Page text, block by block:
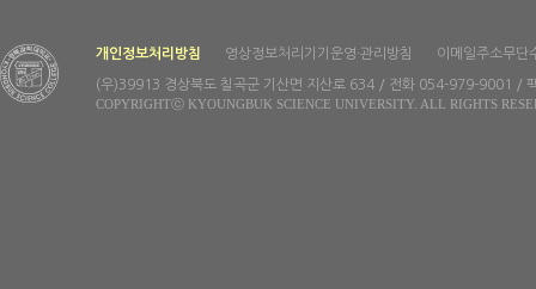
개인정보처리방침 영상정보처리기기운영·관리방침 이메일주소무단
(우)39913 경상북도 칠곡군 기산면 지산로 634 / 전화 054-979-9001 /
COPYRIGHTⓒ KYOUNGBUK SCIENCE UNIVERSITY. ALL RIGHTS